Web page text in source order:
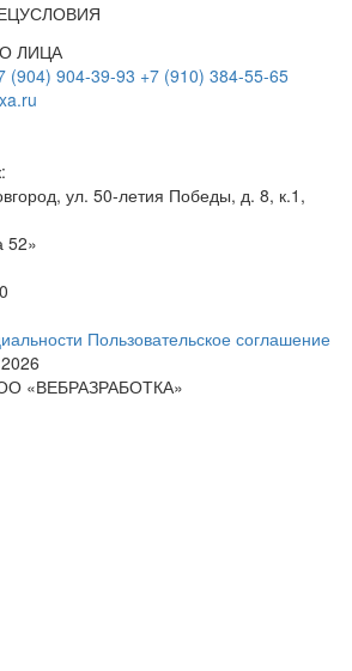
ЛИЦА
(904) 904-39-93 +7 (910) 384-55-65
ул. 50-летия Победы, д. 8, к.1,
52»
Пользовательское соглашение
«ВЕБРАЗРАБОТКА»